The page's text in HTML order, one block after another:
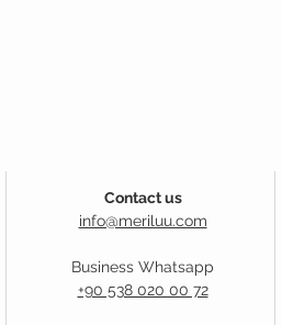
Contact us
info@meriluu.com
Business Whatsapp
+90 538 020 00 72